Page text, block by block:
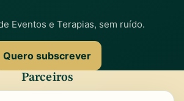
Eventos e Terapias, sem ruído.
Quero subscrever
Parceiros